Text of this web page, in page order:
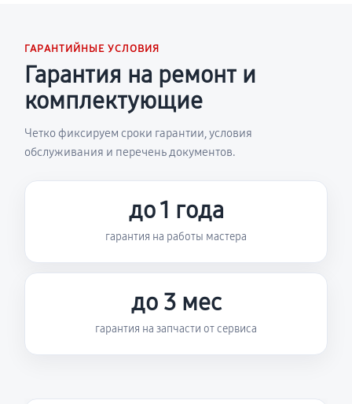
ГАРАНТИЙНЫЕ УСЛОВИЯ
Гарантия на ремонт и
комплектующие
Четко фиксируем сроки гарантии, условия
обслуживания и перечень документов.
до 1 года
гарантия на работы мастера
до 3 мес
гарантия на запчасти от сервиса